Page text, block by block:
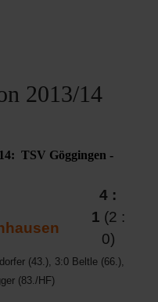
2013/14
TSV Göggingen -
4 :
1 (2 :
0)
(43.), 3:0 Beltle (66.),
(83./HF)